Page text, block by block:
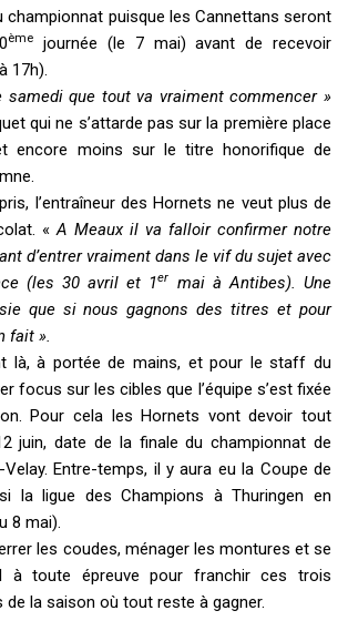
championnat puisque les Cannettans seront
ème
journée (le 7 mai) avant de recevoir
17h).
samedi que tout va vraiment commencer »
qui ne s’attarde pas sur la première place
encore moins sur le titre honorifique de
l’entraîneur des Hornets ne veut plus de
« A Meaux il va falloir confirmer notre
d’entrer vraiment dans le vif du sujet avec
(les 30 avril et 1er
mai à Antibes). Une
que si nous gagnons des titres et pour
fait ».
là, à portée de mains, et pour le staff du
focus sur les cibles que l’équipe s’est fixée
Pour cela les Hornets vont devoir tout
juin, date de la finale du championnat de
Entre-temps, il y aura eu la Coupe de
la ligue des Champions à Thuringen en
8 mai).
les coudes, ménager les montures et se
à toute épreuve pour franchir ces trois
la saison où tout reste à gagner.